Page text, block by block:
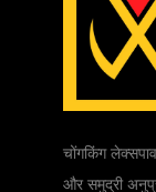
चोंगकिंग
और समुद्री